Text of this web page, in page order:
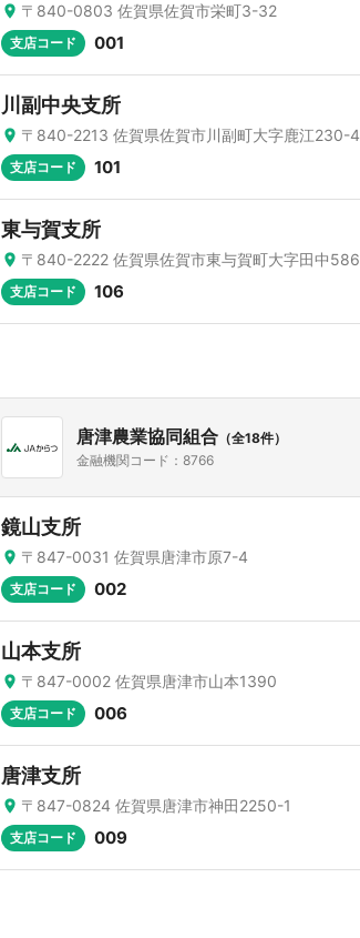
〒840-0803 佐賀県佐賀市栄町3-32
支店コード 001
川副中央支所
〒840-2213 佐賀県佐賀市川副町大字鹿江230-4
支店コード 101
東与賀支所
〒840-2222 佐賀県佐賀市東与賀町大字田中586
支店コード 106
唐津農業協同組合 （全18件）
金融機関コード：8766
鏡山支所
〒847-0031 佐賀県唐津市原7-4
支店コード 002
山本支所
〒847-0002 佐賀県唐津市山本1390
支店コード 006
唐津支所
〒847-0824 佐賀県唐津市神田2250-1
支店コード 009